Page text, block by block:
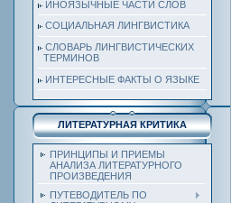
ИНОЯЗЫЧНЫЕ ЧАСТИ СЛОВ
СОЦИАЛЬНАЯ ЛИНГВИСТИКА
СЛОВАРЬ ЛИНГВИСТИЧЕСКИХ
ТЕРМИНОВ
ИНТЕРЕСНЫЕ ФАКТЫ О ЯЗЫКЕ
ЛИТЕРАТУРНАЯ КРИТИКА
ПРИНЦИПЫ И ПРИЕМЫ
АНАЛИЗА ЛИТЕРАТУРНОГО
ПРОИЗВЕДЕНИЯ
ПУТЕВОДИТЕЛЬ ПО